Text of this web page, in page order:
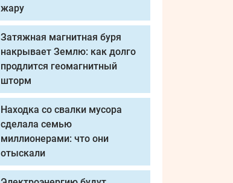
жару
Затяжная магнитная буря
накрывает Землю: как долго
продлится геомагнитный
шторм
Находка со свалки мусора
сделала семью
миллионерами: что они
отыскали